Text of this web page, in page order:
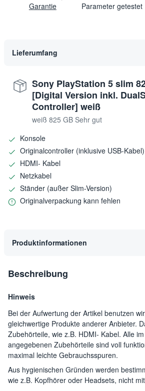
Garantie
Parameter getestet
Lieferumfang
Sony PlayStation 5 slim
[Digital Version inkl.
Controller] weiß
weiß 825 GB Sehr gut
Konsole
Originalcontroller (inklusive USB-Kabel)
HDMI- Kabel
Netzkabel
Ständer (außer Slim-Version)
Originalverpackung kann fehlen
Produktinformationen
Beschreibung
Hinweis
Bei der Aufwertung der Artikel benutzen
gleichwertige Produkte anderer Anbieter.
Zubehörteile, wie z.B. HDMI- Kabel. Alle
angegebenen Zubehörteile sind voll
maximal leichte Gebrauchsspuren.
Aus hygienischen Gründen werden
wie z.B. Kopfhörer oder Headsets, nicht